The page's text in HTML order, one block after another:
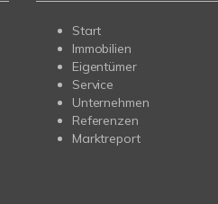
Start
Immobilien
Eigentümer
Service
Unternehmen
Referenzen
Marktreport